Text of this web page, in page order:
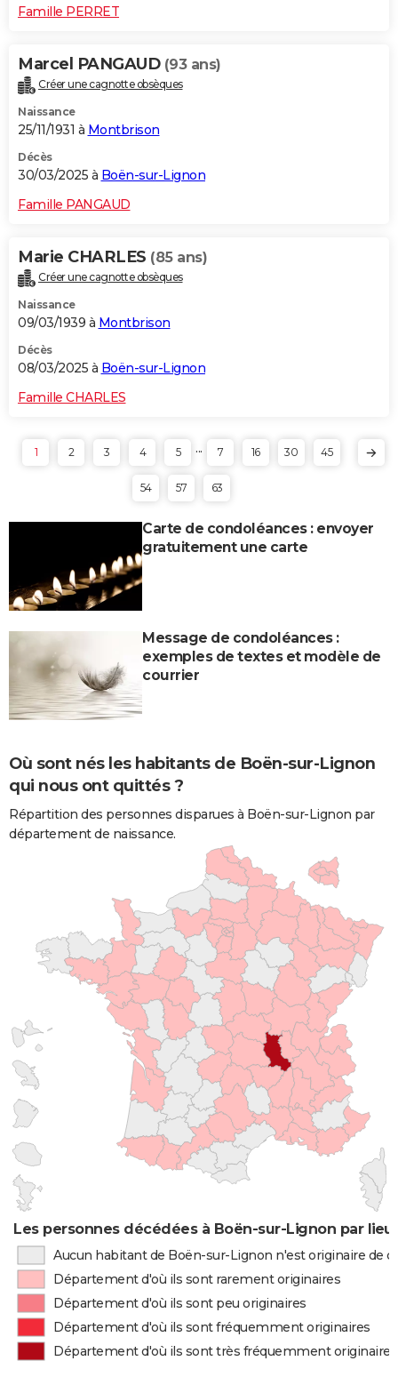
Famille PERRET
Marcel PANGAUD (93 ans)
Créer une cagnotte obsèques
Naissance
25/11/1931 à Montbrison
Décès
30/03/2025 à Boën-sur-Lignon
Famille PANGAUD
Marie CHARLES (85 ans)
Créer une cagnotte obsèques
Naissance
09/03/1939 à Montbrison
Décès
08/03/2025 à Boën-sur-Lignon
Famille CHARLES
1 2 3 4 5 ... 7 16 30 45
54 57 63
Carte de condoléances : envoyer
gratuitement une carte
Message de condoléances :
exemples de textes et modèle de
courrier
Où sont nés les habitants de Boën-sur-Lignon
qui nous ont quittés ?
Répartition des personnes disparues à Boën-sur-Lignon par
département de naissance.
Les personnes décédées à Boën-sur-Lignon par lieu
Aucun habitant de Boën-sur-Lignon n'est originaire de
Département d'où ils sont rarement originaires
Département d'où ils sont peu originaires
Département d'où ils sont fréquemment originaires
Département d'où ils sont très fréquemment originaires